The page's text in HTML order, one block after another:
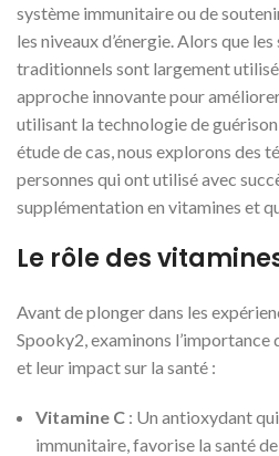
système immunitaire ou de
les niveaux d’énergie. Alors que
traditionnels sont largement
approche innovante pour
utilisant la technologie de
étude de cas, nous explorons des
personnes qui ont utilisé avec
supplémentation en vitamines et
Le rôle des
Avant de plonger dans les
Spooky2, examinons l’importance
et leur impact sur la santé :
Vitamine C : Un antioxydant
immunitaire, favorise la santé